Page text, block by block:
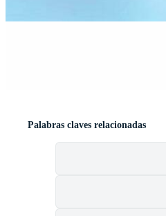
Palabras claves relacionadas